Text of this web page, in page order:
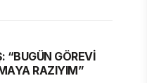
“BUGÜN GÖREVİ
RAZIYIM”